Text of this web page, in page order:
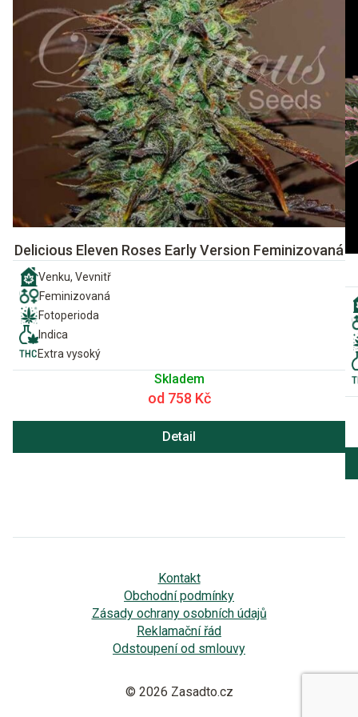
Delicious Eleven Roses Early Version Feminizovaná
Venku, Vevnitř
Feminizovaná
Fotoperioda
Indica
Extra vysoký
Skladem
od 758 Kč
Detail
Kontakt
Obchodní podmínky
Zásady ochrany osobních údajů
Reklamační řád
Odstoupení od smlouvy
© 2026 Zasadto.cz